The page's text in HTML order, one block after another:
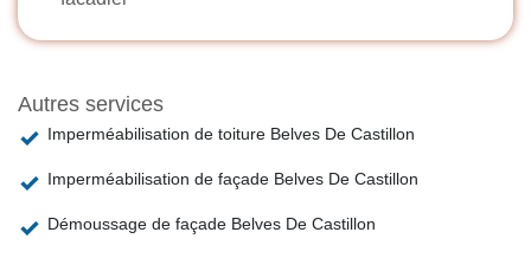
Autres services
Imperméabilisation de toiture Belves De Castillon
Imperméabilisation de façade Belves De Castillon
Démoussage de façade Belves De Castillon